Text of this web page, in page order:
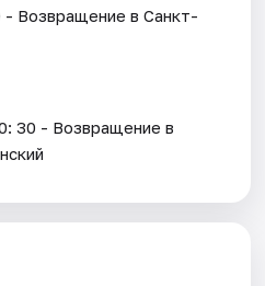
Возвращение в Санкт-
30 - Возвращение в